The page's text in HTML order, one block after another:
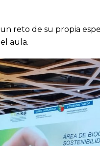
reto de su propia
aula.